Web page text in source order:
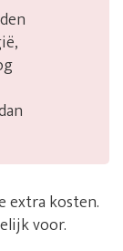
extra kosten.
voor.